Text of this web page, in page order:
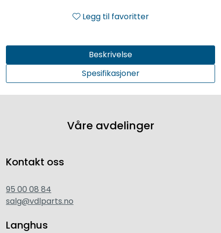
Legg til favoritter
Beskrivelse
Spesifikasjoner
Våre avdelinger
Kontakt oss
95 00 08 84
salg@vdlparts.no
Langhus